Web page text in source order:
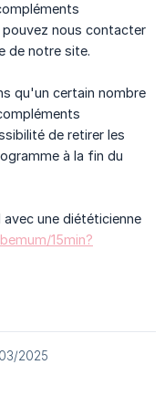
nous contacter
de notre site.
qu'un certain nombre
de retirer les
à la fin du
une diététicienne
15min?
2025